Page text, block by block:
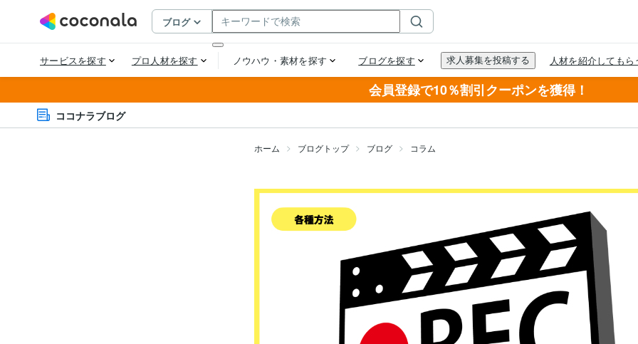
会員登録で10％割引クーポンを獲得！
ココナラブログ
ホーム ブログトップ ブログ コラム